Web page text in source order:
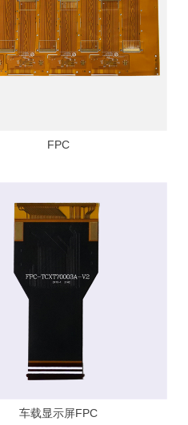
FPC
车载显示屏FPC